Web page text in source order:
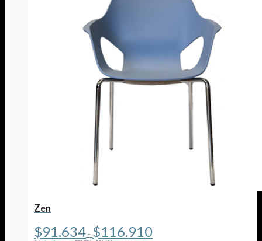
Zen
$91.634 - $116.910de